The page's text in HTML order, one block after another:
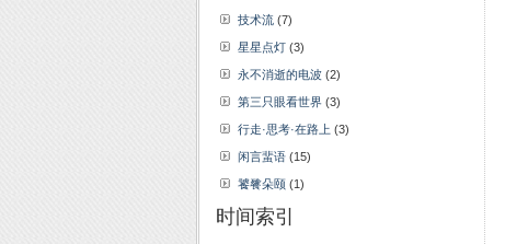
技术流 (7)
星星点灯 (3)
永不消逝的电波 (2)
第三只眼看世界 (3)
行走·思考·在路上 (3)
闲言蜚语 (15)
饕餮朵颐 (1)
时间索引